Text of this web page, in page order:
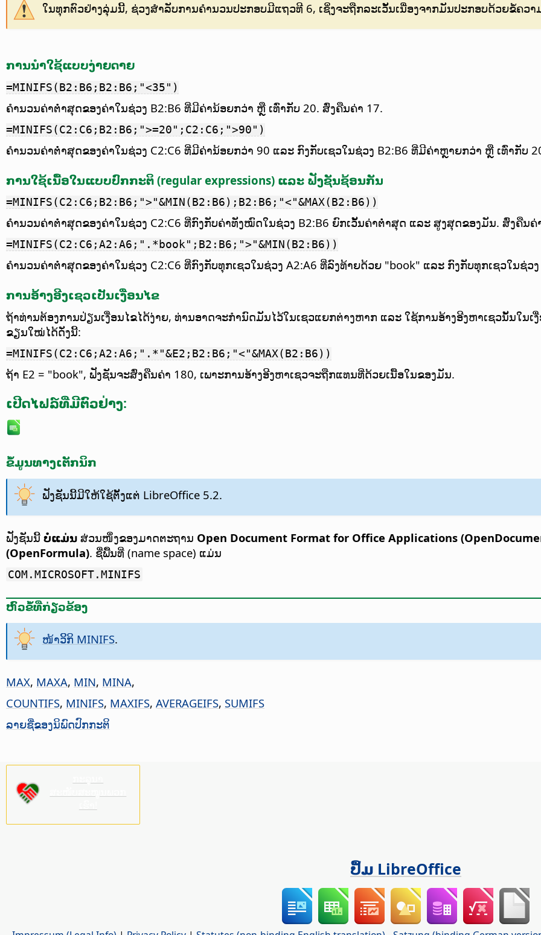
ໃນທຸກຕົວຢ່າງລຸ່ມນີ້, ຊ່ວງສຳລັບການຄຳນວນປະກອບມີແຖວທີ 6, ເຊິ່ງຈະຖືກລະເວັ້ນເນື່ອງຈາກມັນປະກອບດ້ວຍຂໍ້ຄວາ
ການນຳໃຊ້ແບບງ່າຍດາຍ
=MINIFS(B2:B6;B2:B6;"<35")
ຄຳນວນຄ່າຕ່ຳສຸດຂອງຄ່າໃນຊ່ວງ B2:B6 ທີ່ມີຄ່ານ້ອຍກວ່າ ຫຼື ເທົ່າກັບ 20. ສົ່ງຄືນຄ່າ 17.
=MINIFS(C2:C6;B2:B6;">=20";C2:C6;">90")
ຄຳນວນຄ່າຕ່ຳສຸດຂອງຄ່າໃນຊ່ວງ C2:C6 ທີ່ມີຄ່ານ້ອຍກວ່າ 90 ແລະ ກົງກັບເຊວໃນຊ່ວງ B2:B6 ທີ່ມີຄ່າຫຼາຍກວ່າ ຫຼື ເທົ່າກັບ
ການໃຊ້ເນື້ອໃນແບບປົກກະຕິ (regular expressions) ແລະ ຟັງຊັນຊ້ອນກັນ
=MINIFS(C2:C6;B2:B6;">"&MIN(B2:B6);B2:B6;"<"&MAX(B2:B6))
ຄຳນວນຄ່າຕ່ຳສຸດຂອງຄ່າໃນຊ່ວງ C2:C6 ທີ່ກົງກັບຄ່າທັງໝົດໃນຊ່ວງ B2:B6 ຍົກເວັ້ນຄ່າຕ່ຳສຸດ ແລະ ສູງສຸດຂອງມັນ. ສົ່ງຄືນຄ່
=MINIFS(C2:C6;A2:A6;".*book";B2:B6;">"&MIN(B2:B6))
ຄຳນວນຄ່າຕ່ຳສຸດຂອງຄ່າໃນຊ່ວງ C2:C6 ທີ່ກົງກັບທຸກເຊວໃນຊ່ວງ A2:A6 ທີ່ລົງທ້າຍດ້ວຍ "book" ແລະ ກົງກັບທຸກເຊວໃນຊ່
ການອ້າງອີງເຊວເປັນເງື່ອນໄຂ
ຖ້າທ່ານຕ້ອງການປ່ຽນເງື່ອນໄຂໄດ້ງ່າຍ, ທ່ານອາດຈະກຳນົດມັນໄວ້ໃນເຊວແຍກຕ່າງຫາກ ແລະ ໃຊ້ການອ້າງອີງຫາເຊວນັ້ນໃນເ
ຂຽນໃໝ່ໄດ້ດັ່ງນີ້:
=MINIFS(C2:C6;A2:A6;".*"&E2;B2:B6;"<"&MAX(B2:B6))
ຖ້າ E2 = "book", ຟັງຊັນຈະສົ່ງຄືນຄ່າ 180, ເພາະການອ້າງອີງຫາເຊວຈະຖືກແທນທີ່ດ້ວຍເນື້ອໃນຂອງມັນ.
ເປີດໄຟລ໌ທີ່ມີຕົວຢ່າງ:
ຂໍ້ມູນທາງເຕັກນິກ
ຟັງຊັນນີ້ມີໃຫ້ໃຊ້ຕັ້ງແຕ່ LibreOffice 5.2.
ຟັງຊັນນີ້ ບໍ່ແມ່ນ ສ່ວນໜຶ່ງຂອງມາດຕະຖານ Open Document Format for Office Applications
(OpenFormula). ຊື່ພື້ນທີ່ (name space) ແມ່ນ
COM.MICROSOFT.MINIFS
ຫົວຂໍ້ທີ່ກ່ຽວຂ້ອງ
ໜ້າວິິກິ MINIFS.
MAX, MAXA, MIN, MINA,
COUNTIFS, MINIFS, MAXIFS, AVERAGEIFS, SUMIFS
ລາຍຊື່ຂອງນິພົດປົກກະຕິ
ປຶ້ມ LibreOffice